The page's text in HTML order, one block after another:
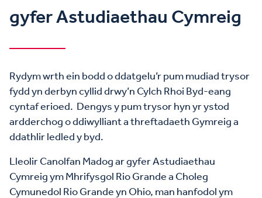
gyfer Astudiaethau Cymreig
Rydym wrth ein bodd o ddatgelu’r pum mudiad trysor
fydd yn derbyn cyllid drwy’n Cylch Rhoi Byd-eang
cyntaf erioed. Dengys y pum trysor hyn yr ystod
ardderchog o ddiwylliant a threftadaeth Gymreig a
ddathlir ledled y byd.
Lleolir Canolfan Madog ar gyfer Astudiaethau
Cymreig ym Mhrifysgol Rio Grande a Choleg
Cymunedol Rio Grande yn Ohio, man hanfodol ym